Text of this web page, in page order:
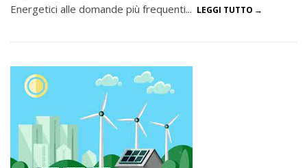
Energetici alle domande più frequenti... LEGGI TUTTO